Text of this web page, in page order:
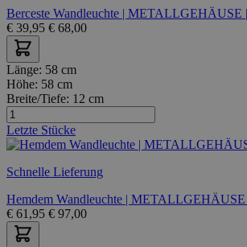
Berceste Wandleuchte | METALLGEHÄUSE
€ 39,95 € 68,00
Länge: 58 cm
Höhe: 58 cm
Breite/Tiefe: 12 cm
Letzte Stücke
Schnelle Lieferung
Hemdem Wandleuchte | METALLGEHÄUSE
€ 61,95 € 97,00